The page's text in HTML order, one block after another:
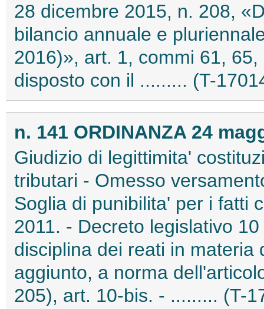
28 dicembre 2015, n. 208,
bilancio annuale e
2016)», art. 1, commi 61,
disposto con il ......... (T-
n. 141 ORDINANZA 24
Giudizio di legittimita'
tributari - Omesso
Soglia di punibilita' per i fatti
2011. - Decreto legislativo
disciplina dei reati in materia
aggiunto, a norma
205), art. 10-bis. - ......... (T-